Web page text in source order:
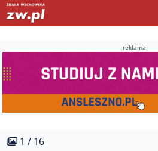
reklama
1 / 16